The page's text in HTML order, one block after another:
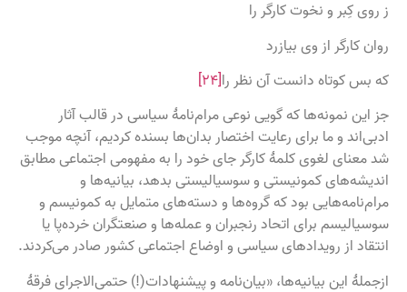
ز روی کِبر و نخوت کارگر را
روان کارگر از وی بیازرد
که بس کوتاه دانست آن نظر را
جز این نمونه‌ها که گویی نوعی مرام‌نامهٔ سیاسی در قالب آثار
ادبی‌اند و ما برای رعایت اختصار بدان‌ها بسنده کردیم، آنچه موجب
شد معنای لغوی کلمهٔ کارگر جای خود را به مفهومی اجتماعی مطابق
اندیشه‌های کمونیستی و سوسیالیستی بدهد، بیانیه‌ها و
مرام‌نامه‌هایی بود که گروه‌ها و دسته‌های متمایل به کمونیسم و
سوسیالیسم برای اتحاد رنجبران و عمله‌ها و صنعتگران خرده‌پا یا
انتقاد از رویدادهای سیاسی و اوضاع اجتماعی کشور صادر می‌کردند.
ازجملهٔ این بیانیه‌ها، «بیان‌نامه و پیشنهادات(!) حتمی‌الاجرای فرقهٔ